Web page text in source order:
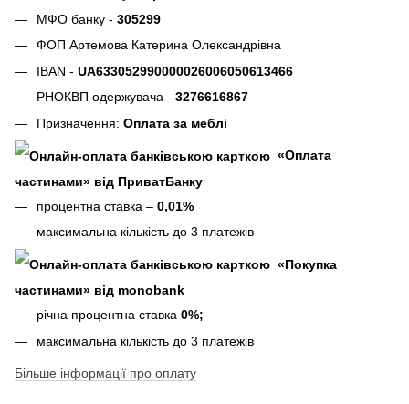
МФО банку - 305299
ФОП Артемова Катерина Олександрівна
IBAN - UA633052990000026006050613466
РНОКВП одержувача - 3276616867
Призначення: Оплата за меблі
«Оплата
частинами» від ПриватБанку
процентна ставка – 0,01%
максимальна кількість до 3 платежів
«Покупка
частинами» від monobank
річна процентна ставка 0%;
максимальна кількість до 3 платежів
Більше інформації про оплату